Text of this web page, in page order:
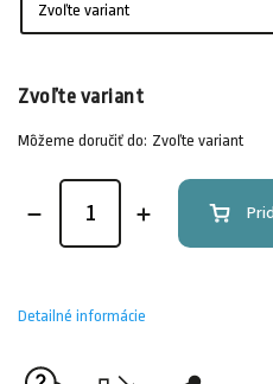
Zvoľte variant
Môžeme doručiť do: Zvoľte variant
Detailné informácie